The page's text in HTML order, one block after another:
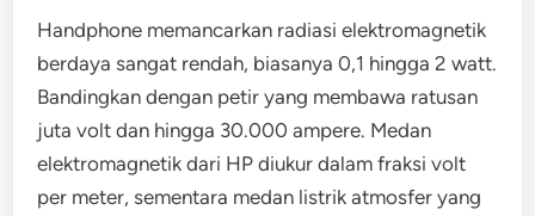
Handphone memancarkan radiasi elektromagnetik
berdaya sangat rendah, biasanya 0,1 hingga 2 watt.
Bandingkan dengan petir yang membawa ratusan
juta volt dan hingga 30.000 ampere. Medan
elektromagnetik dari HP diukur dalam fraksi volt
per meter, sementara medan listrik atmosfer yang